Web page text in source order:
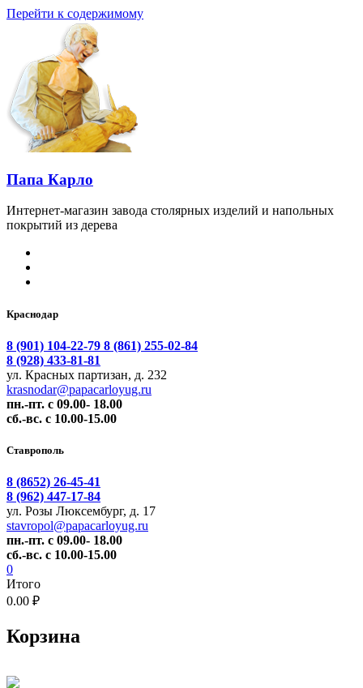
Перейти к содержимому
Папа Карло
Интернет-магазин завода столярных изделий и напольных
покрытий из дерева
Краснодар
8 (901) 104-22-79 8 (861) 255-02-84
8 (928) 433-81-81
ул. Красных партизан, д. 232
krasnodar@papacarloyug.ru
пн.-пт. с 09.00- 18.00
сб.-вс. с 10.00-15.00
Ставрополь
8 (8652) 26-45-41
8 (962) 447-17-84
ул. Розы Люксембург, д. 17
stavropol@papacarloyug.ru
пн.-пт. с 09.00- 18.00
сб.-вс. с 10.00-15.00
0
Итого
0.00 ₽
Корзина